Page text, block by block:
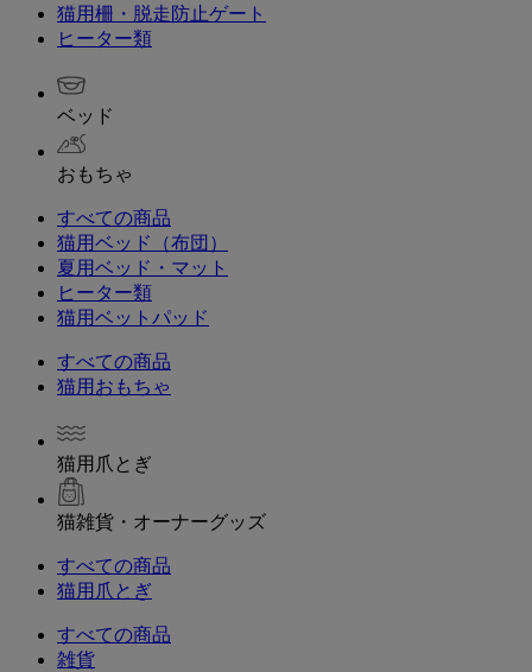
猫用柵・脱走防止ゲート
ヒーター類
ベッド
おもちゃ
すべての商品
猫用ベッド（布団）
夏用ベッド・マット
ヒーター類
猫用ベットパッド
すべての商品
猫用おもちゃ
猫用爪とぎ
猫雑貨・オーナーグッズ
すべての商品
猫用爪とぎ
すべての商品
雑貨